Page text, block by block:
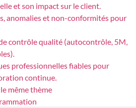
et son impact sur le client.
anomalies et non-conformités pour
contrôle qualité (autocontrôle, 5M,
professionnelles fiables pour
continue.
même thème